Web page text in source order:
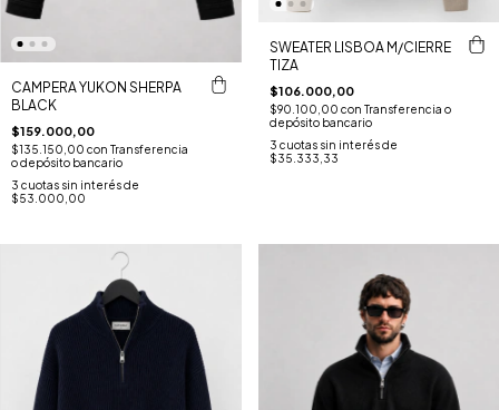
CAMPERA YUKON SHERPA
BLACK
$159.000,00
$135.150,00 con Transferencia
o depósito bancario
3 cuotas sin interés de
$53.000,00
SWEATER LISBOA M/CIERRE
TIZA
$106.000,00
$90.100,00 con Transferencia o
depósito bancario
3 cuotas sin interés de
$35.333,33